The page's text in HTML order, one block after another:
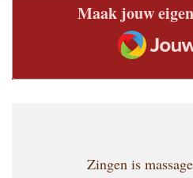
Maak jouw
JouwWeb
Zingen is